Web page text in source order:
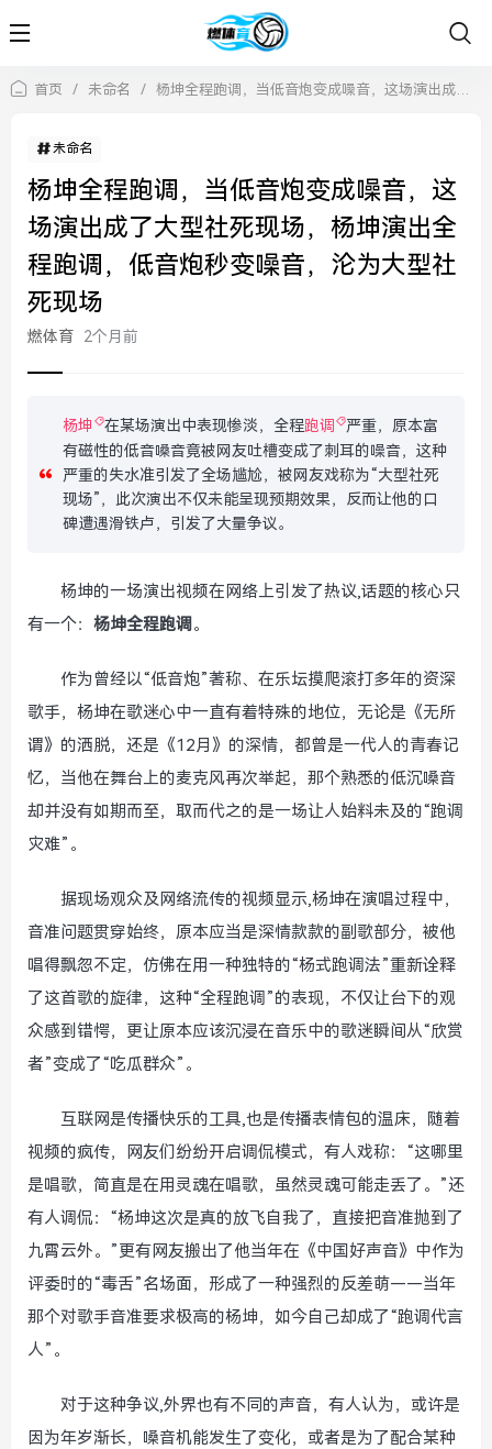
首页 / 未命名 / 杨坤全程跑调，当低音炮变成噪音，这场演出成了大型社死现场，杨坤演出全程跑调，低音炮秒变噪音，沦为大型社死现场
未命名
杨坤全程跑调，当低音炮变成噪音，这
场演出成了大型社死现场，杨坤演出全
程跑调，低音炮秒变噪音，沦为大型社
死现场
燃体育 2个月前
杨坤 在某场演出中表现惨淡，全程跑调
严重，原本富
有磁性的低音嗓音竟被网友吐槽变成了刺耳的噪音，这种
严重的失水准引发了全场尴尬，被网友戏称为“大型社死
现场”，此次演出不仅未能呈现预期效果，反而让他的口
碑遭遇滑铁卢，引发了大量争议。
杨坤的一场演出视频在网络上引发了热议,话题的核心只
有一个： 杨坤全程跑调 。
作为曾经以“低音炮”著称、在乐坛摸爬滚打多年的资深
歌手，杨坤在歌迷心中一直有着特殊的地位，无论是《无所
谓》的洒脱，还是《12月》的深情，都曾是一代人的青春记
忆，当他在舞台上的麦克风再次举起，那个熟悉的低沉嗓音
却并没有如期而至，取而代之的是一场让人始料未及的“跑调
灾难”。
据现场观众及网络流传的视频显示,杨坤在演唱过程中，
音准问题贯穿始终，原本应当是深情款款的副歌部分，被他
唱得飘忽不定，仿佛在用一种独特的“杨式跑调法”重新诠释
了这首歌的旋律，这种“全程跑调”的表现，不仅让台下的观
众感到错愕，更让原本应该沉浸在音乐中的歌迷瞬间从“欣赏
者”变成了“吃瓜群众”。
互联网是传播快乐的工具,也是传播表情包的温床，随着
视频的疯传，网友们纷纷开启调侃模式，有人戏称：“这哪里
是唱歌，简直是在用灵魂在唱歌，虽然灵魂可能走丢了。”还
有人调侃：“杨坤这次是真的放飞自我了，直接把音准抛到了
九霄云外。”更有网友搬出了他当年在《中国好声音》中作为
评委时的“毒舌”名场面，形成了一种强烈的反差萌——当年
那个对歌手音准要求极高的杨坤，如今自己却成了“跑调代言
人”。
对于这种争议,外界也有不同的声音，有人认为，或许是
因为年岁渐长，嗓音机能发生了变化，或者是为了配合某种